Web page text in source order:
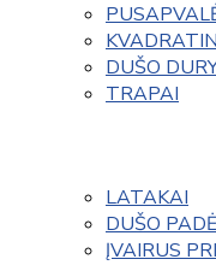
DUŠO
TRAPAI
LATAKAI
DUŠO
ĮVAIRUS